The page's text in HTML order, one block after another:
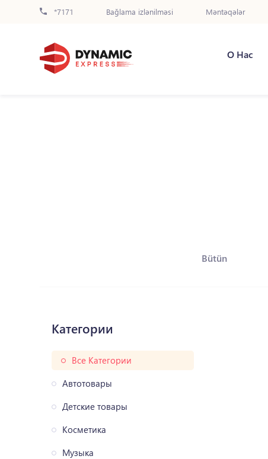
*7171 Bağlama izlənilməsi Məntəqələr
О Нас
Bütün
Категории
Все Категории
Автотовары
Детские товары
Косметика
Музыка